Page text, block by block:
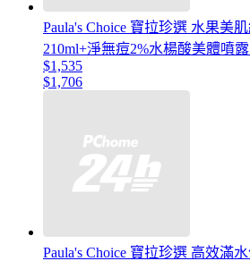
Paula's Choice 寶拉珍選 水果美
210ml+淨無痘2%水楊酸美體噴
$1,535
$1,706
Paula's Choice 寶拉珍選 高效滿